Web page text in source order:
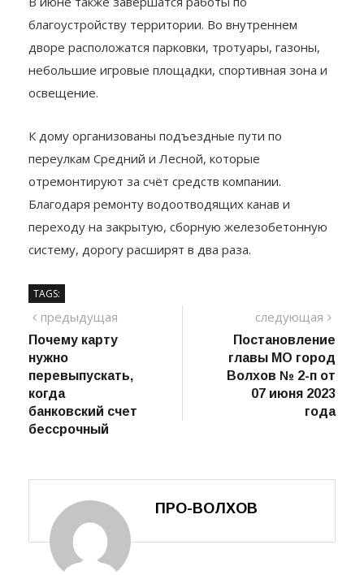
помещения для колясок, велосипедов и самокатов.
В июне также завершатся работы по
благоустройству территории. Во внутреннем
дворе расположатся парковки, тротуары, газоны,
небольшие игровые площадки, спортивная зона и
К дому организованы подъездные пути по
переулкам Средний и Лесной, которые
отремонтируют за счёт средств компании.
Благодаря ремонту водоотводящих канав и
переходу на закрытую, сборную железобетонную
систему, дорогу расширят в два раза.
TAGS:
Навигация
по
записям
предыдущая
Почему карту
нужно
перевыпускать,
когда
следующая
Постановление
главы МО город
Волхов № 2-п от
ПРО-ВОЛХОВ